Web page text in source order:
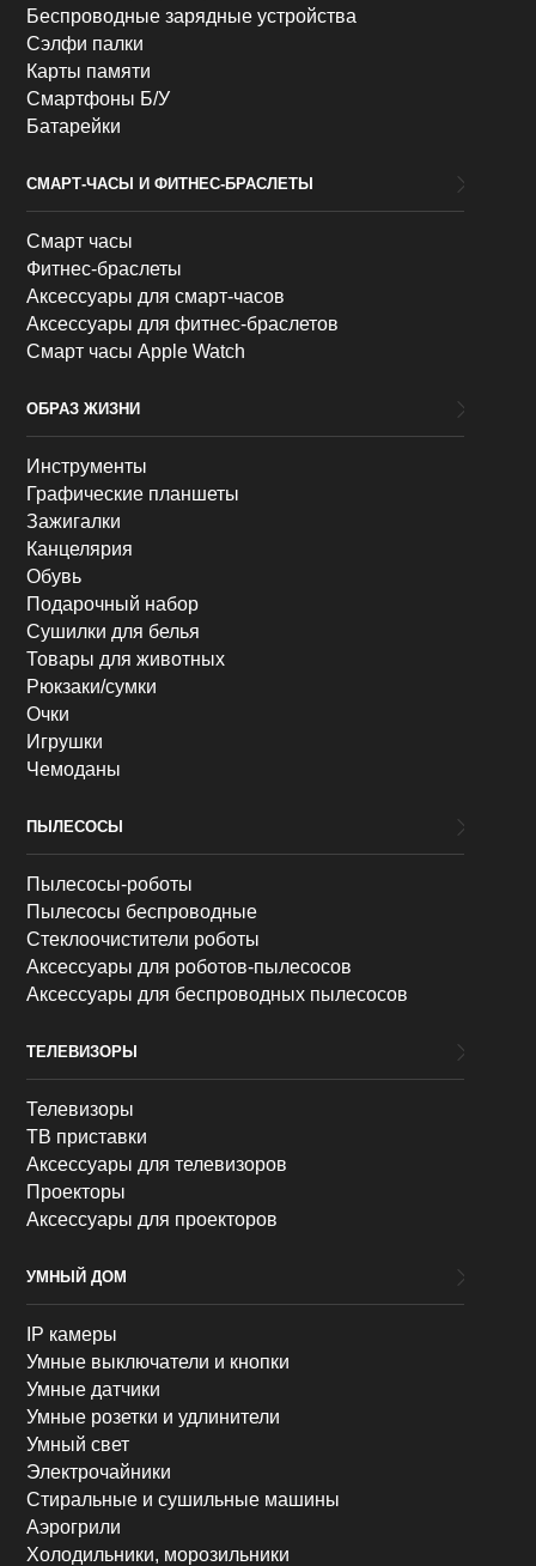
Беспроводные зарядные устройства
Сэлфи палки
Карты памяти
Смартфоны Б/У
Батарейки
СМАРТ-ЧАСЫ И ФИТНЕС-БРАСЛЕТЫ
Смарт часы
Фитнес-браслеты
Аксессуары для смарт-часов
Аксессуары для фитнес-браслетов
Смарт часы Apple Watch
ОБРАЗ ЖИЗНИ
Инструменты
Графические планшеты
Зажигалки
Канцелярия
Обувь
Подарочный набор
Сушилки для белья
Товары для животных
Рюкзаки/сумки
Очки
Игрушки
Чемоданы
ПЫЛЕСОСЫ
Пылесосы-роботы
Пылесосы беспроводные
Стеклоочистители роботы
Аксессуары для роботов-пылесосов
Аксессуары для беспроводных пылесосов
ТЕЛЕВИЗОРЫ
Телевизоры
ТВ приставки
Аксессуары для телевизоров
Проекторы
Аксессуары для проекторов
УМНЫЙ ДОМ
IP камеры
Умные выключатели и кнопки
Умные датчики
Умные розетки и удлинители
Умный свет
Электрочайники
Стиральные и сушильные машины
Аэрогрили
Холодильники, морозильники